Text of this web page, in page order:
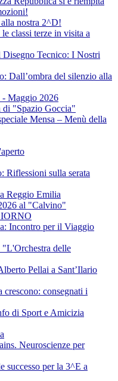
nostra 2^D!
classi terze in visita a
Tecnico: I Nostri
Dall’ombra del silenzio alla
- Maggio 2026
di "Spazio Goccia"
Mensa – Menù della
Riflessioni sulla serata
Reggio Emilia
al "Calvino"
Incontro per il Viaggio
delle
Pellai a Sant’Ilario
crescono: consegnati i
di Sport e Amicizia
Neuroscienze per
successo per la 3^E a